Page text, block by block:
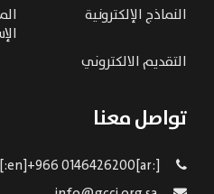
النماذج الإلكترونية
التقديم الالكتروني
تواصل معنا
[:ar]966146426200+[:en]+966 0146426200[:]